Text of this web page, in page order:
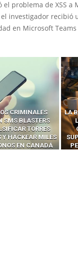
el problema de XSS
investigador recibió
en Microsoft
INVISIBLE: CÓMO
DE IA SE
EN LA
DE ATAQUE MÁS
DE 2025–2026